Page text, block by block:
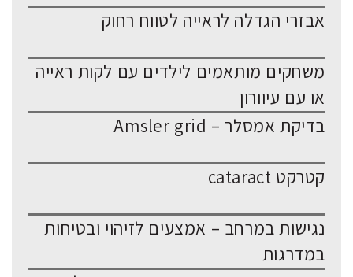
אבזרי הגדלה לראייה לטווח רחוק
משחקים מותאמים לילדים עם לקות ראייה
או עם עיוורון
בדיקת אמסלר – Amsler grid
קטרקט cataract
נגישות במרחב – אמצעים לזיהוי ובטיחות
במדרגות